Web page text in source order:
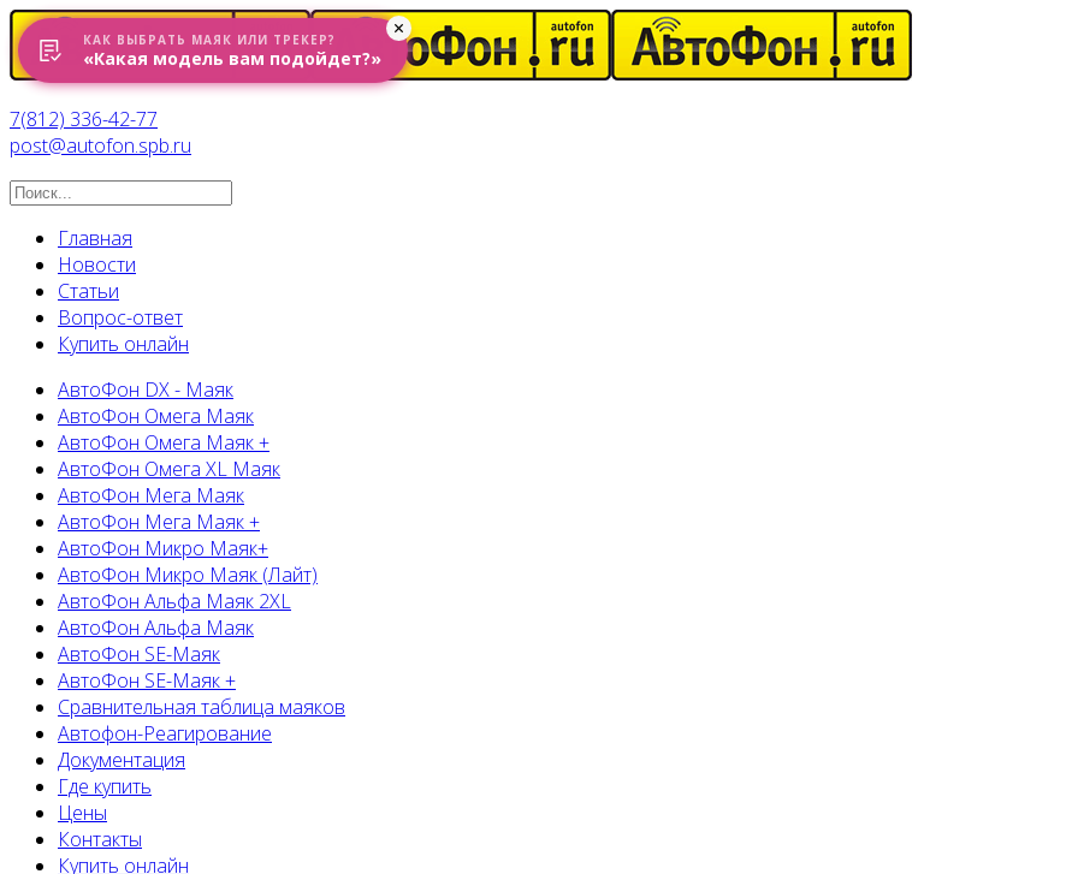
7(812) 336-42-77
post@autofon.spb.ru
Главная
Новости
Статьи
Вопрос-ответ
Купить онлайн
АвтоФон DX - Маяк
АвтоФон Омега Маяк
АвтоФон Омега Маяк +
АвтоФон Омега XL Маяк
АвтоФон Мега Маяк
АвтоФон Мега Маяк +
АвтоФон Микро Маяк+
АвтоФон Микро Маяк (Лайт)
АвтоФон Альфа Маяк 2XL
АвтоФон Альфа Маяк
АвтоФон SE-Маяк
АвтоФон SE-Маяк +
Сравнительная таблица маяков
Автофон-Реагирование
Документация
Где купить
Цены
Контакты
Купить онлайн
КАК ВЫБРАТЬ МАЯК ИЛИ ТРЕКЕР?
«Какая модель вам подойдет?»